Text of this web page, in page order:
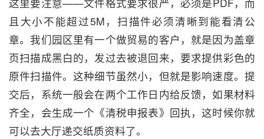
且大小不能超过5M，扫描件必须清晰到能看清公
章。我们园区里有一个做贸易的客户，就是因为盖章
页扫描成黑白的，发过去被退回来，要求提供彩色的
原件扫描件。这种细节虽然小，但就是影响速度。提
交后，系统一般会在两个工作日内给反馈，如果材料
齐全，会生成一个《清税申报表》回执，这时候你就
可以去大厅递交纸质资料了。